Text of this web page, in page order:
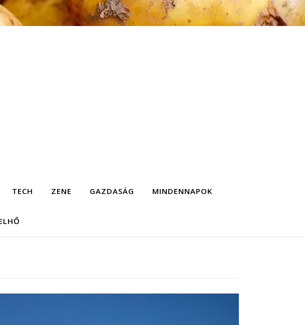
TECH ZENE GAZDASÁG MINDENNAPOK